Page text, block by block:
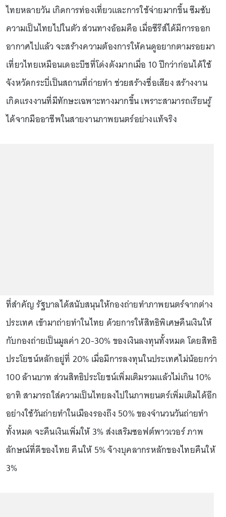
ไทยหลายวัน เกิดการท่องเที่ยวและการใช้จ่ายมากขึ้น ซึมซับ
ความเป็นไทยไปในตัว ส่วนทางอ้อมคือ เมื่อซีรีส์ได้มีการออก
อากาศไปแล้ว จะสร้างความต้องการให้คนดูอยากตามรอยมา
เที่ยวไทยเหมือนเดอะบีชที่โด่งดังมากเมื่อ 10 ปีกว่าก่อนได้ใช้
จังหวัดกระบี่เป็นสถานที่ถ่ายทำ ช่วยสร้างชื่อเสียง สร้างงาน
เกิดแรงงานที่มีทักษะเฉพาะทางมากขึ้น เพราะสามารถเรียนรู้
ได้จากมืออาชีพในสายงานภาพยนตร์อย่างแท้จริง
ที่สำคัญ รัฐบาลได้สนับสนุนให้กองถ่ายทำภาพยนตร์จากต่าง
ประเทศ เข้ามาถ่ายทำในไทย ด้วยการให้สิทธิพิเศษคืนเงินให้
กับกองถ่ายเป็นมูลค่า 20-30% ของเงินลงทุนทั้งหมด โดยสิทธิ
ประโยชน์หลักอยู่ที่ 20% เมื่อมีการลงทุนในประเทศไม่น้อยกว่า
100 ล้านบาท ส่วนสิทธิประโยชน์เพิ่มเติมรวมแล้วไม่เกิน 10%
อาทิ สามารถใส่ความเป็นไทยลงไปในภาพยนตร์เพิ่มเติมได้อีก
อย่างใช้วันถ่ายทำในเมืองรองถึง 50% ของจำนวนวันถ่ายทำ
ทั้งหมด จะคืนเงินเพิ่มให้ 3% ส่งเสริมซอฟต์พาวเวอร์ ภาพ
ลักษณ์ที่ดีของไทย คืนให้ 5% จ้างบุคลากรหลักของไทยคืนให้
3%